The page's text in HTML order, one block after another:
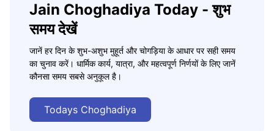
Jain Choghadiya Today - शुभ
समय देखें
जानें हर दिन के शुभ-अशुभ मुहूर्त और चोगड़िया के आधार पर सही समय
का चुनाव करें। धार्मिक कार्य, यात्रा, और महत्वपूर्ण निर्णयों के लिए जानें
कौनसा समय सबसे अनुकूल है।
Todays Choghadiya